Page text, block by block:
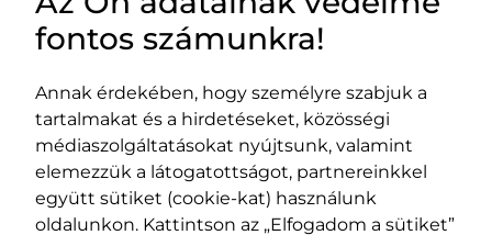
HASZNOS LINKEK
Impresszum
Adatvédelmi szabályzat
EPP program
400029 Kolozsvár,
400489 Kolozsvár,
fontos számunkra!
Annak érdekében, hogy személyre szabjuk a
tartalmakat és a hirdetéseket, közösségi
médiaszolgáltatásokat nyújtsunk, valamint
elemezzük a látogatottságot, partnereinkkel
együtt sütiket (cookie-kat) használunk
oldalunkon. Kattintson az „Elfogadom a sütiket”